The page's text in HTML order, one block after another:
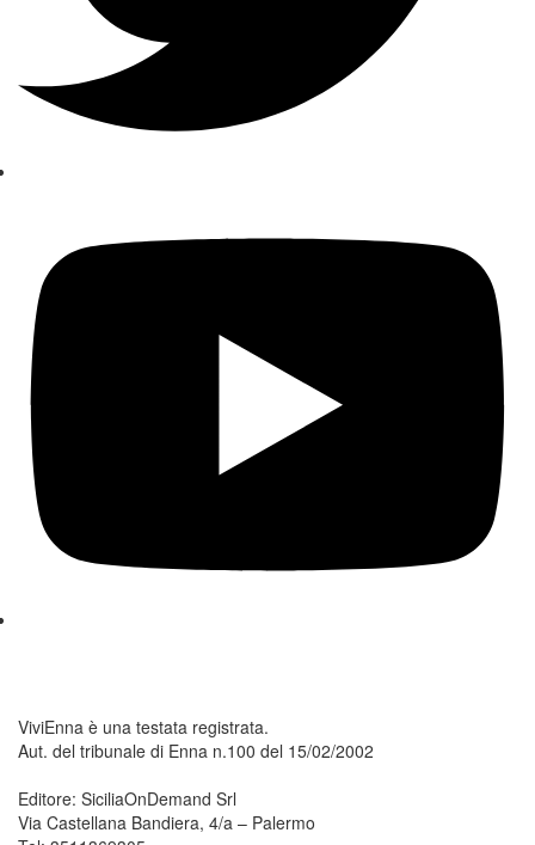
ViviEnna è una testata registrata.
Aut. del tribunale di Enna n.100 del 15/02/2002
Editore: SiciliaOnDemand Srl
Via Castellana Bandiera, 4/a – Palermo